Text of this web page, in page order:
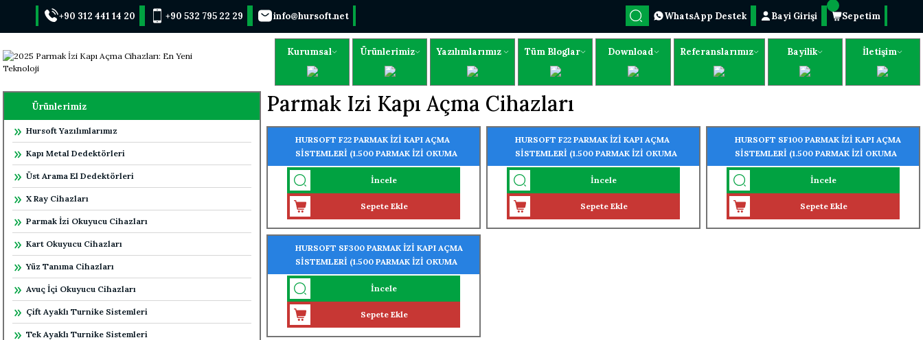
+90 312 441 14 20 +90 532 795 22 29 info@hursoft.net WhatsApp Destek Bayi Girişi Sepetim
Kurumsal Ürünlerimiz Yazılımlarımız Tüm Bloglar Download Referanslarımız Bayilik İletişim
Ürünlerimiz
Hursoft Yazılımlarımız
Kapı Metal Dedektörleri
Üst Arama El Dedektörleri
X Ray Cihazları
Parmak İzi Okuyucu Cihazları
Kart Okuyucu Cihazları
Yüz Tanıma Cihazları
Avuç İçi Okuyucu Cihazları
Çift Ayaklı Turnike Sistemleri
Tek Ayaklı Turnike Sistemleri
Parmak Izi Kapı Açma Cihazları
HURSOFT F22 PARMAK İZİ KAPI AÇMA
SİSTEMLERİ (1.500 PARMAK İZİ OKUMA
ÖZELLİĞİ)
İncele
Sepete Ekle
HURSOFT F22 PARMAK İZİ KAPI AÇMA
SİSTEMLERİ (1.500 PARMAK İZİ OKUMA
ÖZELLİĞİ)
İncele
Sepete Ekle
HURSOFT SF100 PARMAK İZİ KAPI AÇMA
SİSTEMLERİ (1.500 PARMAK İZİ OKUMA
ÖZELLİĞİ)
İncele
Sepete Ekle
HURSOFT SF300 PARMAK İZİ KAPI AÇMA
SİSTEMLERİ (1.500 PARMAK İZİ OKUMA
ÖZELLİĞİ) + ACCESS KONTROL
PROGRAMI ÜCRETSİZ
İncele
Sepete Ekle